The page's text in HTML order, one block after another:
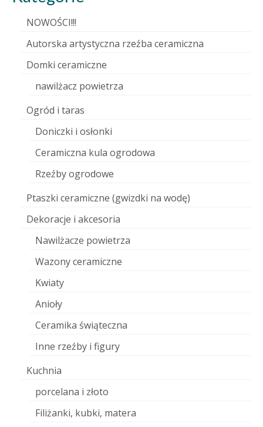
NOWOŚCI!!!
Autorska artystyczna rzeźba ceramiczna
Domki ceramiczne
nawilżacz powietrza
Ogród i taras
Doniczki i osłonki
Ceramiczna kula ogrodowa
Rzeźby ogrodowe
Ptaszki ceramiczne (gwizdki na wodę)
Dekoracje i akcesoria
Nawilżacze powietrza
Wazony ceramiczne
Kwiaty
Anioły
Ceramika świąteczna
Inne rzeźby i figury
Kuchnia
porcelana i złoto
Filiżanki, kubki, matera